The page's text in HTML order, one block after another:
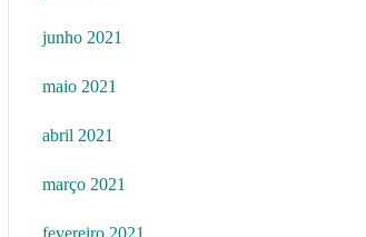
junho 2021
maio 2021
abril 2021
março 2021